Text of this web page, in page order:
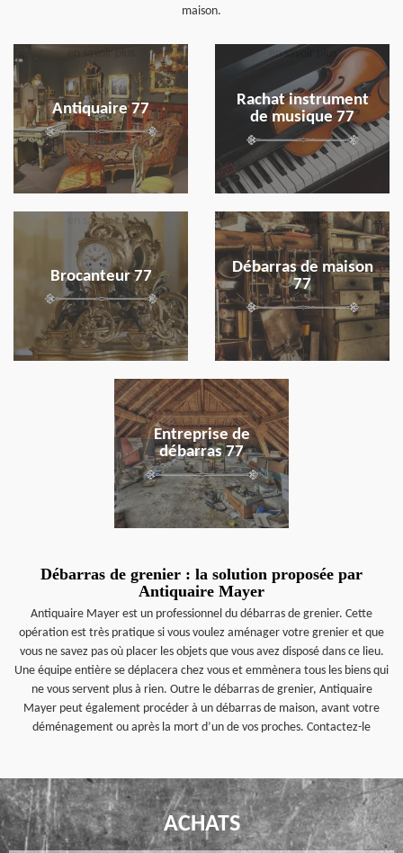
maison.
Antiquaire 77
en savoir plus
Rachat instrument
de musique 77
en savoir plus
Brocanteur 77
en savoir plus
Débarras de maison
77
en savoir plus
Entreprise de
débarras 77
en savoir plus
Débarras de grenier : la solution proposée par
Antiquaire Mayer
Antiquaire Mayer est un professionnel du débarras de grenier. Cette
opération est très pratique si vous voulez aménager votre grenier et que
vous ne savez pas où placer les objets que vous avez disposé dans ce lieu.
Une équipe entière se déplacera chez vous et emmènera tous les biens qui
ne vous servent plus à rien. Outre le débarras de grenier, Antiquaire
Mayer peut également procéder à un débarras de maison, avant votre
déménagement ou après la mort d’un de vos proches. Contactez-le
ACHATS